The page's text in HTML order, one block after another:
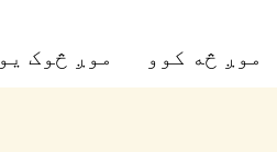
موږ څوک یو موږ څه کوو